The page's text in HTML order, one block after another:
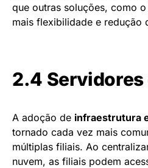
que outras soluções, como o
mais flexibilidade e redução
2.4 Servidores
A adoção de infraestrutura
tornado cada vez mais
múltiplas filiais. Ao
nuvem, as filiais podem